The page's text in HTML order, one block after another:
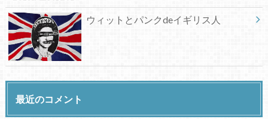
ウィットとパンクdeイギリス人
最近のコメント